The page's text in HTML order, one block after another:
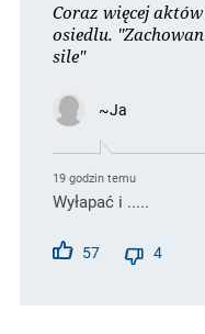
Coraz więcej
osiedlu.
sile"
~Ja
19 godzin temu
Wyłapać i .....
57 4